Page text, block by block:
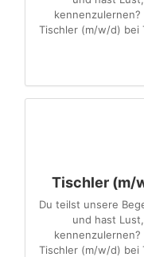
kennenzulernen?
Tischler (m/w/d) bei
Tischler (m/
Du teilst unsere
und hast
kennenzulernen?
Tischler (m/w/d) bei